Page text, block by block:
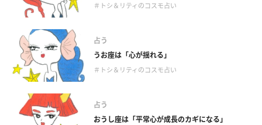
＃トシ＆リティのコスモ占い
占う
うお座は「心が揺れる」
＃トシ＆リティのコスモ占い
占う
おうし座は「平常心が成長のカギになる」